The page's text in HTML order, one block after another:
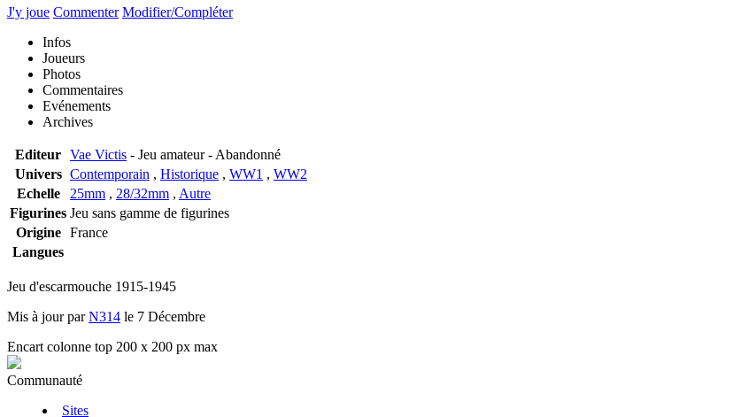
J'y joue Commenter Modifier/Compléter
Infos
Joueurs
Photos
Commentaires
Evénements
Archives
Editeur Vae Victis - Jeu amateur - Abandonné
Univers Contemporain , Historique , WW1 , WW2
Echelle
25mm , 28/32mm , Autre
Figurines Jeu sans gamme de figurines
Origine
France
Langues
Jeu d'escarmouche 1915-1945
Mis à jour parN314 le 7 Décembre
Encart colonne top 200 x 200 px max
Communauté
Sites